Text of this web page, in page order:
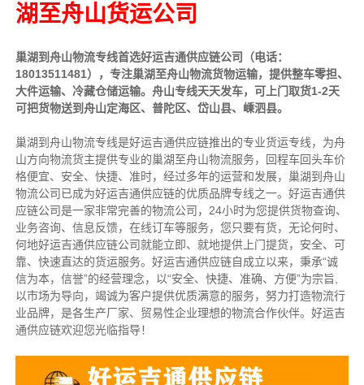
湖至舟山货运公司
巢湖到舟山物流专线首选好运吉通供应链公司（电话：
18013511481），专注巢湖至舟山物流货物运输，提供整车零担、
大件运输、冷藏仓储运输。舟山专线天天发车，可上门取货1-2天
可把货物送到舟山定海区、普陀区、岱山县、嵊泗县。
巢湖到舟山物流专线是好运吉通供应链推出的专业货运专线，为舟
山方向物流货主提供专业的巢湖至舟山物流服务，回程车回头车价
格便宜、安全、快捷、准时，经过多年的运营和发展，巢湖到舟山
物流公司已成为好运吉通供应链的优质品牌专线之一。好运吉通供
应链公司是一家非常完善的物流公司，24小时为您提供货物查询、
业务咨询、信息反馈，在线订车等服务，您只要有货，无论何时、
何地好运吉通供应链公司就能立即、就地提供上门提货，安全、可
靠、快速直达的货运服务。好运吉通供应链自成立以来，秉承“诚
信为本，信誉”的经营理念，以“安全、快捷、准确、方便”为宗旨,
以市场为导向，竭诚为客户提供优质满意的服务，努力打造物流行
业品牌，是各生产厂家、贸易性企业理想的物流合作伙伴。好运吉
通供应链欢迎您光临指导！